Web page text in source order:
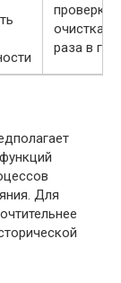
проверка
очистка
раза в год
Для